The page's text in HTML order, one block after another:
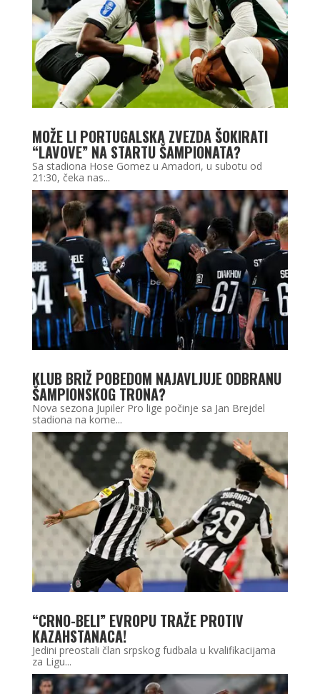
MOŽE LI PORTUGALSKA ZVEZDA ŠOKIRATI
“LAVOVE” NA STARTU ŠAMPIONATA?
Sa stadiona Hose Gomez u Amadori, u subotu od
21:30, čeka nas...
KLUB BRIŽ POBEDOM NAJAVLJUJE ODBRANU
ŠAMPIONSKOG TRONA?
Nova sezona Jupiler Pro lige počinje sa Jan Brejdel
stadiona na kome...
“CRNO-BELI” EVROPU TRAŽE PROTIV
KAZAHSTANACA!
Jedini preostali član srpskog fudbala u kvalifikacijama
za Ligu...